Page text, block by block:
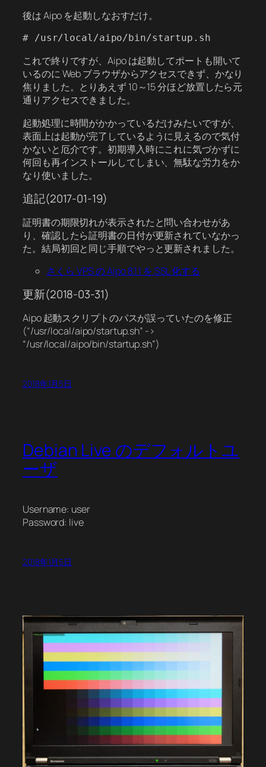
後は Aipo を起動しなおすだけ。
# /usr/local/aipo/bin/startup.sh
これで終りですが、Aipo は起動してポートも開いて
いるのに Web ブラウザからアクセスできず、かなり
焦りました。とりあえず 10～15 分ほど放置したら元
通りアクセスできました。
起動処理に時間がかかっているだけみたいですが、
表面上は起動が完了しているように見えるので気付
かないと厄介です。初期導入時にこれに気づかずに
何回も再インストールしてしまい、無駄な労力をか
なり使いました。
追記(2017-01-19)
証明書の期限切れが表示されたと問い合わせがあ
り、確認したら証明書の日付が更新されていなかっ
た。結局初回と同じ手順でやっと更新されました。
さくら VPS の Aipo 8.1.1 を SSL 化する
更新(2018-03-31)
Aipo 起動スクリプトのパスが誤っていたのを修正
(“/usr/local/aipo/startup.sh” ->
“/usr/local/aipo/bin/startup.sh”)
2018年1月5日
Debian Live のデフォルトユ
ーザ
Username: user
Password: live
2018年1月5日